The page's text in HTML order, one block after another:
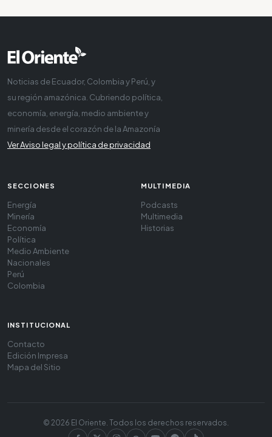
Noticias de Ecuador, Colombia y Perú, y
su región amazónica. Cubriendo política,
economía, energía, medio ambiente y
minería desde el corazón de la Amazonía
Ver Aviso legal y política de privacidad
SECCIONES
Energía
Minería
Economía
Política
Medio Ambiente
Nacionales
Perú
Colombia
MULTIMEDIA
Podcasts
Multimedia
Historias
INSTITUCIONAL
Contacto
Edición Impresa
Mapa del Sitio
© 2026 El Oriente. Todos los derechos reservados.